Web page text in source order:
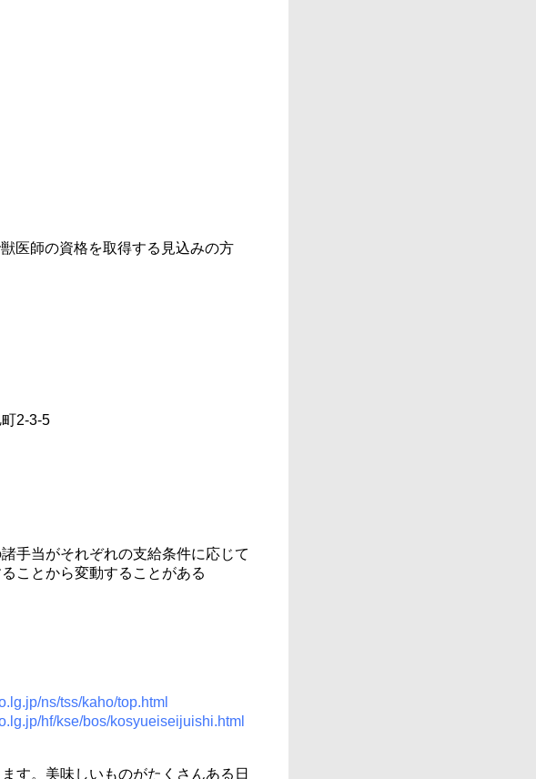
医師の資格を取得する見込みの方
2-3-5
手当がそれぞれの支給条件に応じて
ことから変動することがある
ns/tss/kaho/top.html
hf/kse/bos/kosyueiseijuishi.html
す。美味しいものがたくさんある日